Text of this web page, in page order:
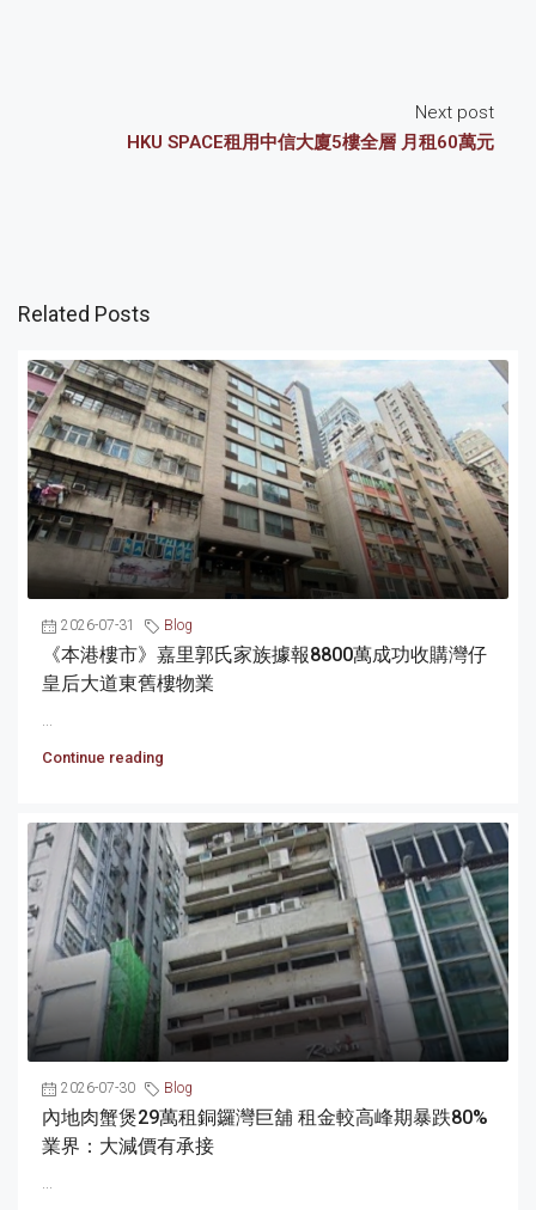
Next post
HKU SPACE租用中信大廈5樓全層 月租60萬元
Related Posts
2026-07-31 Blog
《本港樓市》嘉里郭氏家族據報8800萬成功收購灣仔
皇后大道東舊樓物業
...
Continue reading
2026-07-30 Blog
內地肉蟹煲29萬租銅鑼灣巨舖 租金較高峰期暴跌80%
業界：大減價有承接
...